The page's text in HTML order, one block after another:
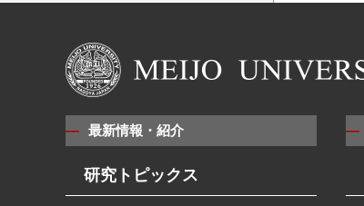
最新情報・紹介
研究トピックス